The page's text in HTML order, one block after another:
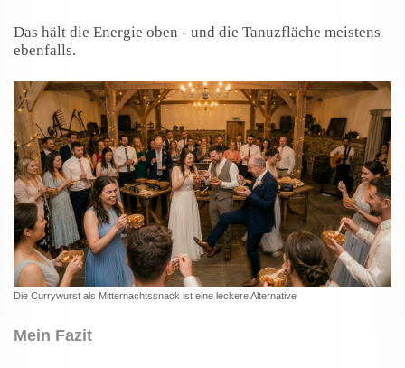
Das hält die Energie oben - und die Tanuzfläche meistens
ebenfalls.
Die Currywurst als Mitternachtssnack ist eine leckere Alternative
Mein Fazit